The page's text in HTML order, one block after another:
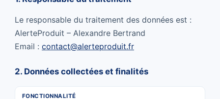
Le responsable du traitement des données est :
AlerteProduit – Alexandre Bertrand
Email : contact@alerteproduit.fr
2. Données collectées et finalités